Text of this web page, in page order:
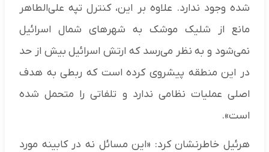
شده وجود ندارد. علاوه بر این، کنترل تپه علی‌الطاهر
مانع از شلیک موشک به شهرهای شمال اسرائیل
نمی‌شود و به نظر می‌رسد که ارتش اسرائیل بیش از حد
در این منطقه پیشروی کرده است که ربطی به هدف
اصلی عملیات نظامی ندارد و تلفاتی را متحمل شده
است».
هرئیل خاطرنشان کرد: «این مسائل نه در کابینه مورد